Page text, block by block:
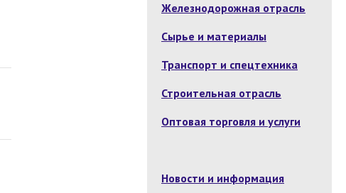
Железнодорожная отрасль
Сырье и материалы
Транспорт и спецтехника
Строительная отрасль
Оптовая торговля и услуги
Новости и информация